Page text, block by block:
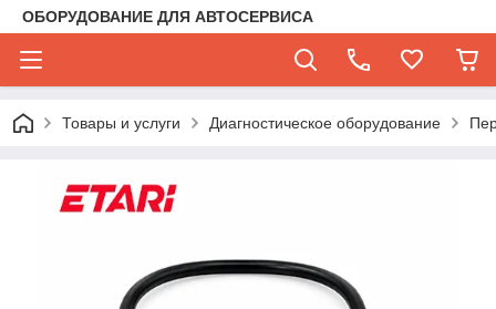
ОБОРУДОВАНИЕ ДЛЯ АВТОСЕРВИСА
Товары и услуги Диагностическое оборудование